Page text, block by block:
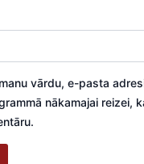
vārdu, e-pasta
nākamajai reizei,